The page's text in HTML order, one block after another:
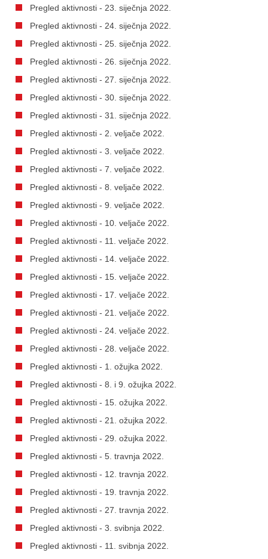
Pregled aktivnosti - 23. siječnja 2022.
Pregled aktivnosti - 24. siječnja 2022.
Pregled aktivnosti - 25. siječnja 2022.
Pregled aktivnosti - 26. siječnja 2022.
Pregled aktivnosti - 27. siječnja 2022.
Pregled aktivnosti - 30. siječnja 2022.
Pregled aktivnosti - 31. siječnja 2022.
Pregled aktivnosti - 2. veljače 2022.
Pregled aktivnosti - 3. veljače 2022.
Pregled aktivnosti - 7. veljače 2022.
Pregled aktivnosti - 8. veljače 2022.
Pregled aktivnosti - 9. veljače 2022.
Pregled aktivnosti - 10. veljače 2022.
Pregled aktivnosti - 11. veljače 2022.
Pregled aktivnosti - 14. veljače 2022.
Pregled aktivnosti - 15. veljače 2022.
Pregled aktivnosti - 17. veljače 2022.
Pregled aktivnosti - 21. veljače 2022.
Pregled aktivnosti - 24. veljače 2022.
Pregled aktivnosti - 28. veljače 2022.
Pregled aktivnosti - 1. ožujka 2022.
Pregled aktivnosti - 8. i 9. ožujka 2022.
Pregled aktivnosti - 15. ožujka 2022.
Pregled aktivnosti - 21. ožujka 2022.
Pregled aktivnosti - 29. ožujka 2022.
Pregled aktivnosti - 5. travnja 2022.
Pregled aktivnosti - 12. travnja 2022.
Pregled aktivnosti - 19. travnja 2022.
Pregled aktivnosti - 27. travnja 2022.
Pregled aktivnosti - 3. svibnja 2022.
Pregled aktivnosti - 11. svibnja 2022.